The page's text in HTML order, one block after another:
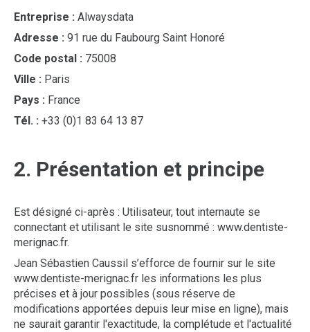
Entreprise : Alwaysdata
Adresse : 91 rue du Faubourg Saint Honoré
Code postal : 75008
Ville : Paris
Pays : France
Tél. : +33 (0)1 83 64 13 87
2. Présentation et principe
Est désigné ci-après : Utilisateur, tout internaute se
connectant et utilisant le site susnommé : www.dentiste-
merignac.fr.
Jean Sébastien Caussil s’efforce de fournir sur le site
www.dentiste-merignac.fr les informations les plus
précises et à jour possibles (sous réserve de
modifications apportées depuis leur mise en ligne), mais
ne saurait garantir l'exactitude, la complétude et l'actualité